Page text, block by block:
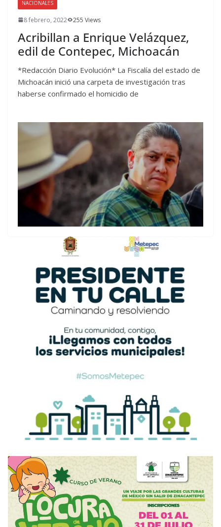
NACIONALES
8 febrero, 2022 255 Views
Acribillan a Enrique Velázquez,
edil de Contepec, Michoacán
*Redacción Diario Evolución* La Fiscalía del estado de
Michoacán inició una carpeta de investigación tras
haberse confirmado el homicidio de